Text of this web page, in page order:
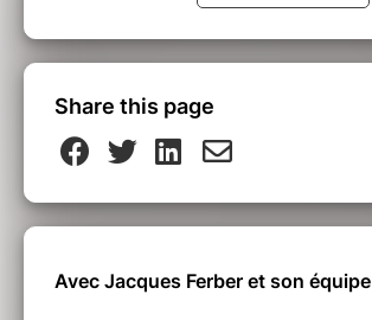
Share this page
Avec Jacques Ferber et son équipe